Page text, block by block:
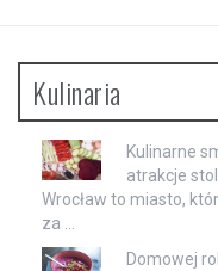
Kulinaria
Kulinarne
atrakcje
Wrocław to miasto,
za …
Domowej